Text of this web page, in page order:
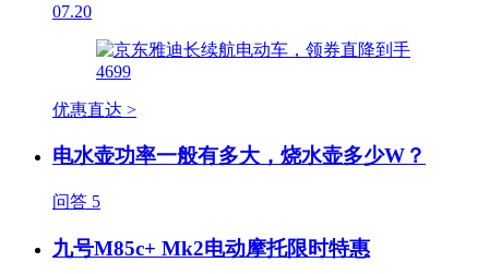
07.20
优惠直达 >
电水壶功率一般有多大，烧水壶多少W？
问答 5
九号M85c+ Mk2电动摩托限时特惠